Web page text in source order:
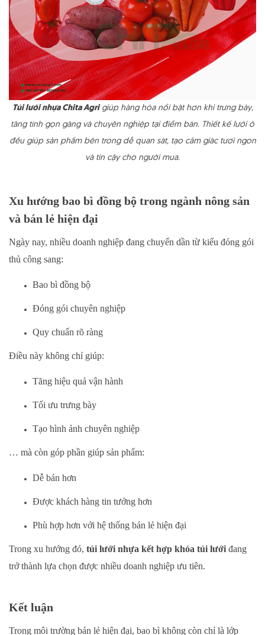
Túi lưới nhựa Chita Agrigiúp hàng hóa nổi bật hơn khi trưng bày,
tăng tính gọn gàng và chuyên nghiệp tại điểm bán. Thiết kế lưới ô
đều giúp sản phẩm bên trong dễ quan sát, tạo cảm giác tươi ngon
và tin cậy cho người mua.
Xu hướng bao bì đồng bộ trong ngành nông sản
và bán lẻ hiện đại
Ngày nay, nhiều doanh nghiệp đang chuyển dần từ kiểu đóng gói
thủ công sang:
Bao bì đồng bộ
Đóng gói chuyên nghiệp
Quy chuẩn rõ ràng
Điều này không chỉ giúp:
Tăng hiệu quả vận hành
Tối ưu trưng bày
Tạo hình ảnh chuyên nghiệp
… mà còn góp phần giúp sản phẩm:
Dễ bán hơn
Được khách hàng tin tưởng hơn
Phù hợp hơn với hệ thống bán lẻ hiện đại
Trong xu hướng đó, túi lưới nhựa kết hợp khóa túi lưới đang
trở thành lựa chọn được nhiều doanh nghiệp ưu tiên.
Kết luận
Trong môi trường bán lẻ hiện đại, bao bì không còn chỉ là lớp